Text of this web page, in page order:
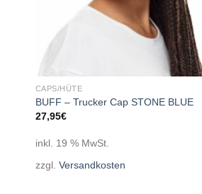
CAPS/HÜTE
BUFF – Trucker Cap STONE BLUE
27,95€
inkl. 19 % MwSt.
zzgl. Versandkosten